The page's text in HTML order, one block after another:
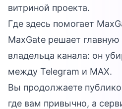
витриной проекта.
Где здесь помогает
MaxGate решает
владельца канала: он
между Telegram и MAX.
Вы продолжаете
где вам привычно, а